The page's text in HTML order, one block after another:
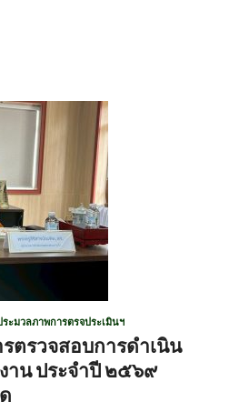
ระมวลภาพการตรจประเมินฯ
ตรวจสอบการดำเนิน
น ประจำปี ๒๕๖๙